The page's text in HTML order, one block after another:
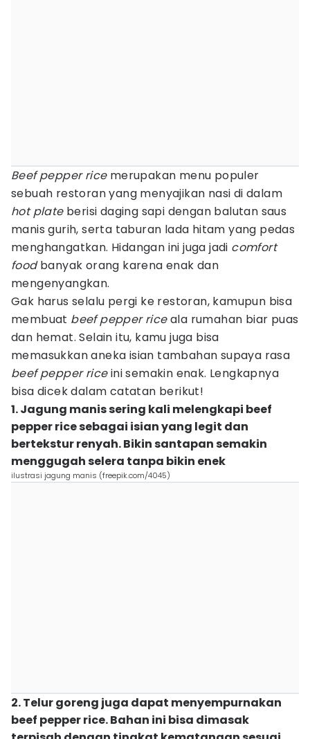
Beef pepper rice merupakan menu populer
sebuah restoran yang menyajikan nasi di dalam
hot plateberisi daging sapi dengan balutan saus
manis gurih, serta taburan lada hitam yang pedas
menghangatkan. Hidangan ini juga jadi comfort
foodbanyak orang karena enak dan
mengenyangkan.
Gak harus selalu pergi ke restoran, kamupun bisa
membuat beef pepper riceala rumahan biar puas
dan hemat. Selain itu, kamu juga bisa
memasukkan aneka isian tambahan supaya rasa
beef pepper riceini semakin enak. Lengkapnya
bisa dicek dalam catatan berikut!
1. Jagung manis sering kali melengkapi beef
pepper rice sebagai isian yang legit dan
bertekstur renyah. Bikin santapan semakin
menggugah selera tanpa bikin enek
ilustrasi jagung manis (freepik.com/4045)
2. Telur goreng juga dapat menyempurnakan
beef pepper rice. Bahan ini bisa dimasak